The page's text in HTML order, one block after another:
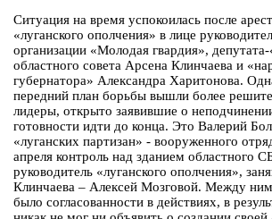
Ситуация на время успокоилась после
«луганского ополчения» в лице
организации «Молодая гвардия», депутата-
областного совета Арсена Клинчаева и
губернатора» Александра Харитонова.
передний план борьбы вышли более
лидеры, открыто заявившие о
готовности идти до конца. Это Валерий
«луганских партизан» - вооруженного
апреля контроль над зданием областного
руководитель «луганского ополчения»,
Клинчаева – Алексей Мозговой. Между
было согласованности в действиях, в